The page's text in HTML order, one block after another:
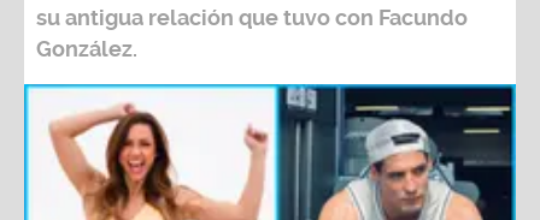
su antigua relación que tuvo con Facundo
González.